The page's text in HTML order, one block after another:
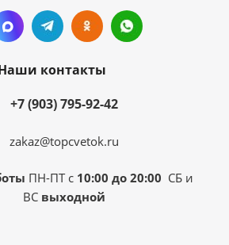
контакты
+7 (903) 795-92-42
zakaz@topcvetok.ru
ПН-ПТ с 10:00 до 20:00 СБ и
ВС выходной